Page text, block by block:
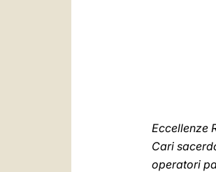
Eccellenze
Cari
operatori